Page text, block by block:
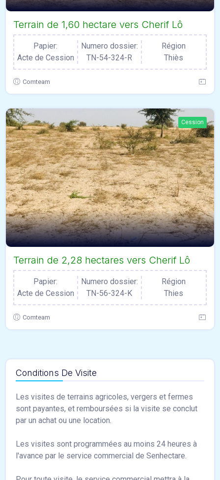
Terrain de 1,60 hectare vers Cherif Lô
Papier:
Acte de Cession
Numero dossier:
TN-54-324-R
Région
Thiès
Comteam
Cession
Terrain de 2,28 hectares vers Cherif Lô
Papier:
Acte de Cession
Numero dossier:
TN-56-324-K
Région
Thies
Comteam
Conditions De Visite
Les visites de terrains agricoles, vergers et fermes
sont payantes, et remboursées si la visite se conclut
par un achat ou une location.
Les visites sont programmées au moins 24 heures à
l'avance par le service commercial de Senhectare.